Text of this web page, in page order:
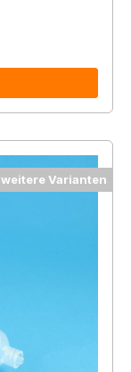
weitere Varianten